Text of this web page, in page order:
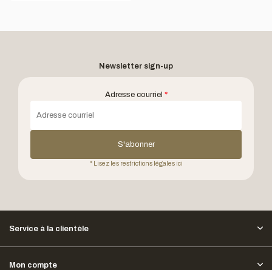
Newsletter sign-up
Adresse courriel *
S'abonner
* Lisez les restrictions légales ici
Service à la clientèle
Mon compte